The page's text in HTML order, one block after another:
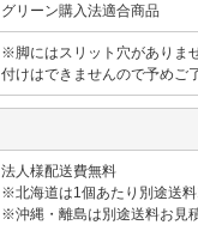
グリーン購入法適合商品
※脚にはスリット穴がありま
付けはできませんので予めご
法人様配送費無料
※北海道は1個あたり別途送
※沖縄・離島は別途送料お見